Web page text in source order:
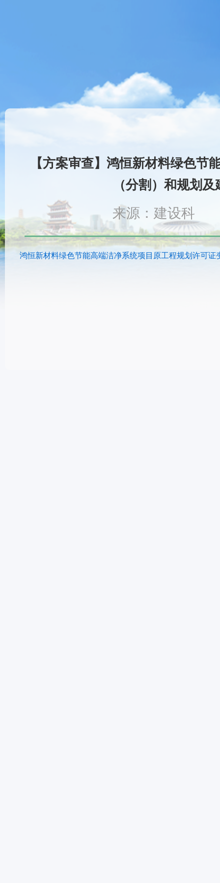
【方案审查】鸿恒新材料绿色节
（分割）和规划
来源：建设科
鸿恒新材料绿色节能高端洁净系统项目原工程规划许可